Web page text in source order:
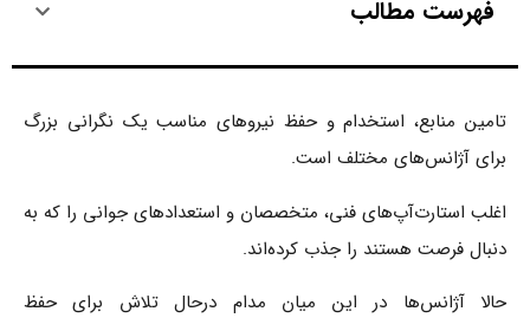
فهرست مطالب
تامین منابع، استخدام و حفظ نیروهای مناسب یک نگرانی بزرگ
برای آژانس‌های مختلف است.
اغلب استارت‌آپ‌های فنی، متخصصان و استعدادهای جوانی را که به
دنبال فرصت هستند را جذب کرده‌اند.
حالا آژانس‌ها در این میان مدام درحال تلاش برای حفظ